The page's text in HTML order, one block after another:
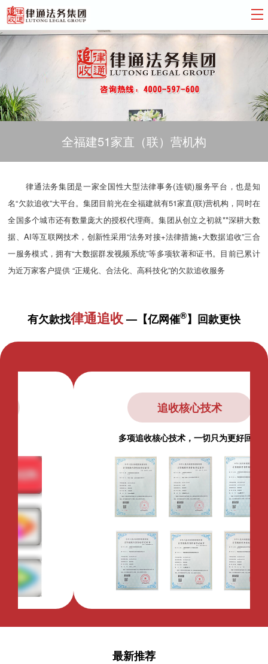
全福建51家直（联）营机构
律通法务集团是一家全国性大型法律事务(连锁)服务平台，也是知
名“欠款追收”大平台。集团目前光在全福建就有51家直(联)营机构，同时在
全国多个城市还有数量庞大的授权代理商。集团从创立之初就**深耕大数
据、AI等互联网技术，创新性采用“法务对接+法律措施+大数据追收”三合
一服务模式，拥有“大数据群发视频系统”等多项软著和证书。目前已累计
为近万家客户提供 “正规化、合法化、高科技化”的欠款追收服务
有欠款找律通追收—【亿网催®】回款更快
锁定债务人关系链
全方位推送，快速覆盖债务人相关方
最新推荐